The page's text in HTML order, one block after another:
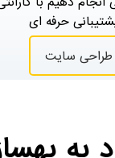
حرفه ای
طراحی سایت